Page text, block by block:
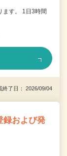
す。 1日3時間
了日： 2026/09/04
録および発